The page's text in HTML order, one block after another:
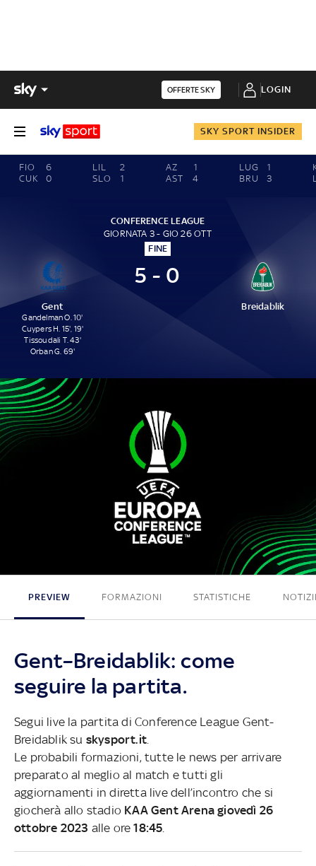
OFFERTE SKY LOGIN
SKY SPORT INSIDER
FIO
6
CUK
0
LIL
2
SLO
1
AZ
1
AST
4
LUG
1
BRU
3
CONFERENCE LEAGUE
GIORNATA 3 - GIO 26 OTT
FINE
Gent
Gandelman O. 10'
Cuypers H. 15', 19'
Tissoudali T. 43'
Orban G. 69'
5 - 0
Breidablik
5 - 0
PREVIEW FORMAZIONI STATISTICHE
Gent–Breidablik: come
seguire la partita.
Segui live la partita di Conference League Gent-
Breidablik su skysport.it
Le probabili formazioni, tutte le news per arrivare
preparato al meglio al match e tutti gli
aggiornamenti in diretta live dell’incontro che si
giocherà allo stadio KAA Gent Arena giovedì 26
ottobre 2023 alle ore18:45